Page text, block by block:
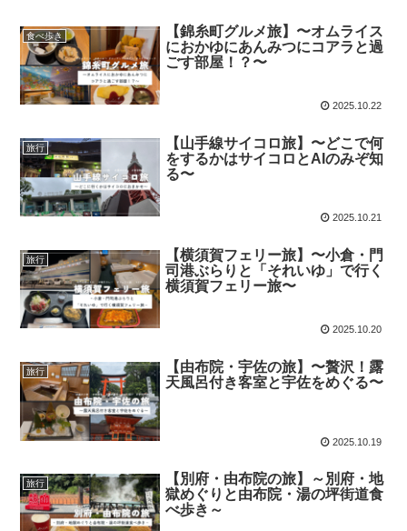
食べ歩き
【錦糸町グルメ旅】〜オムライス
におかゆにあんみつにコアラと過
ごす部屋！？〜
2025.10.22
旅行
【山手線サイコロ旅】〜どこで何
をするかはサイコロとAIのみぞ知
る〜
2025.10.21
旅行
【横須賀フェリー旅】〜小倉・門
司港ぶらりと「それいゆ」で行く
横須賀フェリー旅〜
2025.10.20
旅行
【由布院・宇佐の旅】〜贅沢！露
天風呂付き客室と宇佐をめぐる〜
2025.10.19
旅行
【別府・由布院の旅】～別府・地
獄めぐりと由布院・湯の坪街道食
べ歩き～